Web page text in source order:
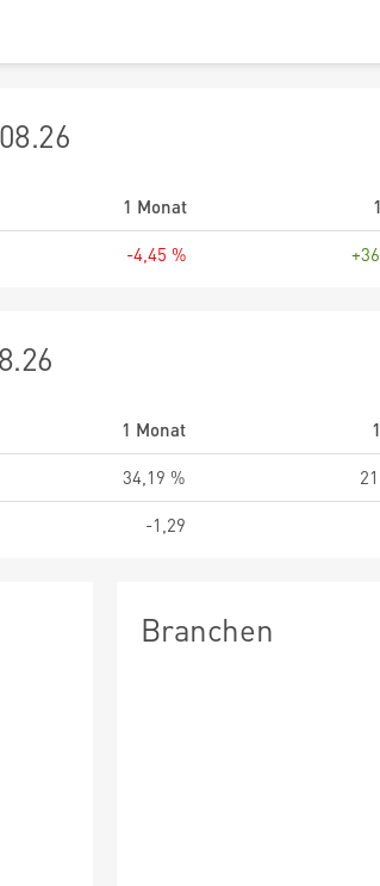
1 Monat
-4,45 %
1 Monat
34,19 %
-1,29
Branchen